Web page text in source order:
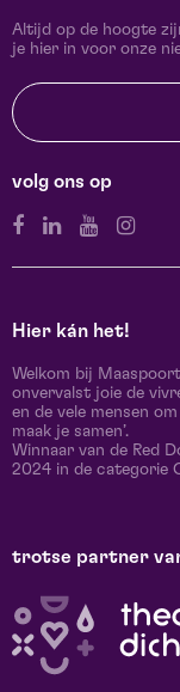
Altijd op de hoogte
je hier in voor onze
volg ons op
Hier kán het!
Welkom bij
onvervalst joie de
en de vele mensen
maak je samen’.
Winnaar van de Red
2024 in de categorie
trotse partner